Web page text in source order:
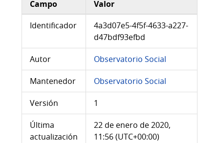
Campo
Valor
Identificador
4a3d07e5-4f5f-4633-a227-
d47bdf93efbd
Autor Observatorio Social
Mantenedor Observatorio Social
Versión 1
Última
actualización
22 de enero de 2020,
11:56 (UTC+00:00)